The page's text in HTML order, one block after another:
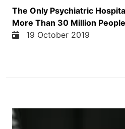
The Only Psychiatric
More Than 30 Million People
19 October 2019